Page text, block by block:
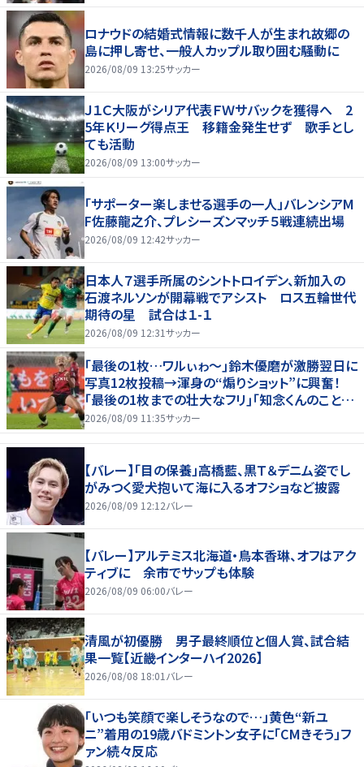
ロナウドの結婚式情報に数千人が生まれ故郷の
島に押し寄せ、一般人カップル取り囲む騒動に
2026/08/09 13:25サッカー
Ｊ１Ｃ大阪がシリア代表ＦＷサバックを獲得へ 2
5年Ｋリーグ得点王 移籍金発生せず 歌手とし
ても活動
2026/08/09 13:00サッカー
「サポーター楽しませる選手の一人」バレンシアM
F佐藤龍之介、プレシーズンマッチ５戦連続出場
2026/08/09 12:42サッカー
日本人７選手所属のシントトロイデン、新加入の
石渡ネルソンが開幕戦でアシスト ロス五輪世代
期待の星 試合は１-１
2026/08/09 12:31サッカー
｢最後の1枚…ワルぃゎ〜｣鈴木優磨が激勝翌日に
写真12枚投稿→渾身の“煽りショット”に興奮！
｢最後の1枚までの壮大なフリ｣｢知念くんのことど
んだけ好きなんよｗ｣
2026/08/09 11:35サッカー
【バレー】「目の保養」高橋藍、黒Ｔ＆デニム姿でし
がみつく愛犬抱いて海に入るオフショなど披露
2026/08/09 12:12バレー
【バレー】アルテミス北海道・鳥本香琳、オフはアク
ティブに 余市でサップも体験
2026/08/09 06:00バレー
清風が初優勝 男子最終順位と個人賞、試合結
果一覧【近畿インターハイ2026】
2026/08/08 18:01 バレー
「いつも笑顔で楽しそうなので…」黄色“新ユ
ニ”着用の19歳バドミントン女子に「CMきそう」フ
ァン続々反応